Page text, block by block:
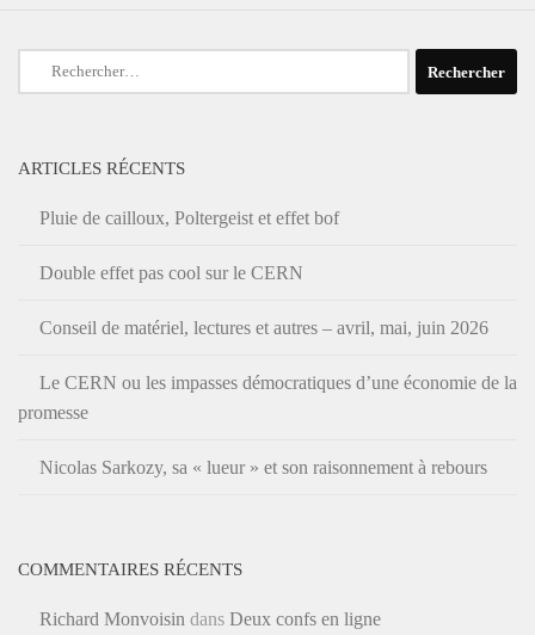
Rechercher :
ARTICLES RÉCENTS
Pluie de cailloux, Poltergeist et effet bof
Double effet pas cool sur le CERN
Conseil de matériel, lectures et autres – avril, mai, juin 2026
Le CERN ou les impasses démocratiques d’une économie de la
promesse
Nicolas Sarkozy, sa « lueur » et son raisonnement à rebours
COMMENTAIRES RÉCENTS
Richard Monvoisin dans Deux confs en ligne